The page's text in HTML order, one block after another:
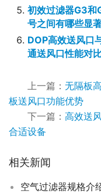
初效过滤器G3
号之间有哪些显
DOP高效送风口
通送风口性能对
上一篇： 无隔板
板送风口功能优势
下一篇： 高效送
合适设备
相关新闻
空气过滤器规格介